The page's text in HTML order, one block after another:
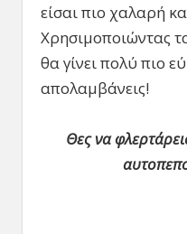
είσαι πιο χαλαρή
Χρησιμοποιώντας
θα γίνει πολύ πιο
απολαμβάνεις!
Θες να